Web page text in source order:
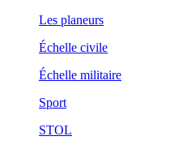
Les planeurs
Échelle civile
Échelle militaire
Sport
STOL